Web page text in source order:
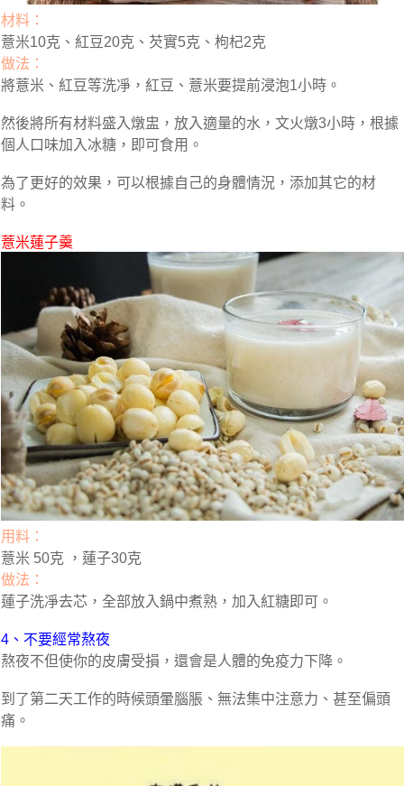
材料：
薏米10克、紅豆20克、芡實5克、枸杞2克
做法：
將薏米、紅豆等洗凈，紅豆、薏米要提前浸泡1小時。
然後將所有材料盛入燉盅，放入適量的水，文火燉3小時，根據
個人口味加入冰糖，即可食用。
為了更好的效果，可以根據自己的身體情況，添加其它的材
料。
薏米蓮子羹
用料：
薏米 50克 ，蓮子30克
做法：
蓮子洗凈去芯，全部放入鍋中煮熟，加入紅糖即可。
4、不要經常熬夜
熬夜不但使你的皮膚受損，還會是人體的免疫力下降。
到了第二天工作的時候頭暈腦脹、無法集中注意力、甚至偏頭
痛。